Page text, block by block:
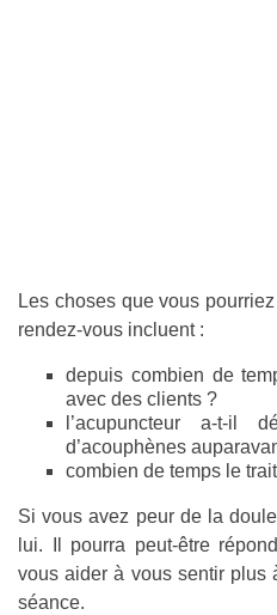
Les choses que vous
rendez-vous incluent :
depuis combien de
avec des clients ?
l’acupuncteur a-t-il
d’acouphènes
combien de temps le
Si vous avez peur de la
lui. Il pourra peut-être
vous aider à vous sentir plus
séance.